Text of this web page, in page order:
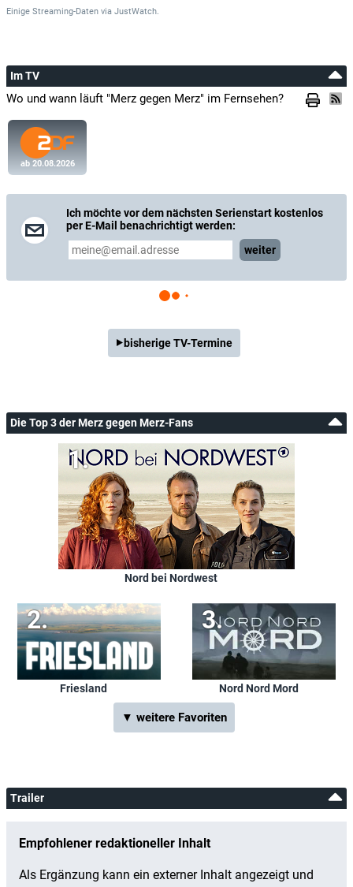
Einige Streaming-Daten via JustWatch.
Im TV
Wo und wann läuft "Merz gegen Merz" im Fernsehen?
ab 20.08.2026
Ich möchte vor dem nächsten Serienstart kostenlos
per E-Mail benachrichtigt werden:
weiter
bisherige TV-Termine
Die Top 3 der Merz gegen Merz-Fans
Nord bei Nordwest
Friesland Nord Nord Mord
▼ weitere Favoriten
Trailer